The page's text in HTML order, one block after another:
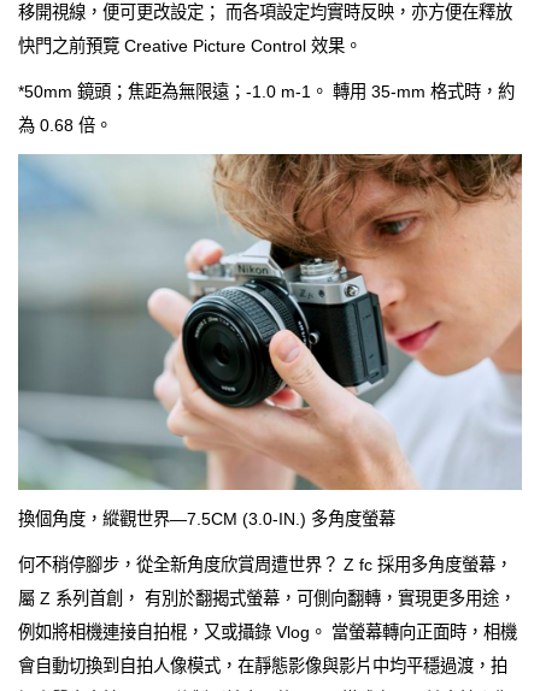
移開視線，便可更改設定； 而各項設定均實時反映，亦方便在釋放
快門之前預覽 Creative Picture Control 效果。
*50mm 鏡頭；焦距為無限遠；-1.0 m-1。 轉用 35-mm 格式時，約
為 0.68 倍。
換個角度，縱觀世界—7.5CM (3.0-IN.) 多角度螢幕
何不稍停腳步，從全新角度欣賞周遭世界？ Z fc 採用多角度螢幕，
屬 Z 系列首創， 有別於翻揭式螢幕，可側向翻轉，實現更多用途，
例如將相機連接自拍棍，又或攝錄 Vlog。 當螢幕轉向正面時，相機
會自動切換到自拍人像模式，在靜態影像與影片中均平穩過渡，拍